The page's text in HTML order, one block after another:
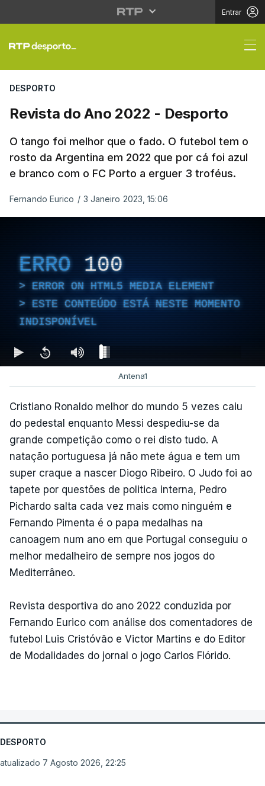
Entrar
Revista do Ano 2022
DESPORTO
Revista do Ano 2022 - Desporto
O tango foi melhor que o fado. O futebol tem o
rosto da Argentina em 2022 que por cá foi azul
e branco com o FC Porto a erguer 3 troféus.
Fernando Eurico / 3 Janeiro 2023, 15:06
ERRO 100
ERROR ON HTML5 MEDIA ELEMENT
ESTE CONTEÚDO ESTÁ NESTE MOMENTO
INDISPONÍVEL
Antena1
Cristiano Ronaldo melhor do mundo 5 vezes caiu
do pedestal enquanto Messi despediu-se da
grande competição como o rei disto tudo. A
natação portuguesa já não mete água e tem um
super craque a nascer Diogo Ribeiro. O Judo foi ao
tapete por questões de politica interna, Pedro
Pichardo salta cada vez mais como ninguém e
Fernando Pimenta é o papa medalhas na
canoagem num ano em que Portugal conseguiu o
melhor medalheiro de sempre nos jogos do
Mediterrâneo.
Revista desportiva do ano 2022 conduzida por
Fernando Eurico com análise dos comentadores de
futebol Luis Cristóvão e Victor Martins e do Editor
de Modalidades do jornal o jogo Carlos Flórido.
DESPORTO
atualizado 7 Agosto 2026, 22:25